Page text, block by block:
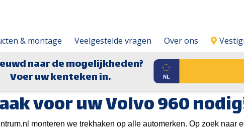
& montage Veelgestelde vragen Over ons
naar de mogelijkheden?
Voer uw kenteken in.
voor uw Volvo 960
monteren we trekhaken op alle automerken. Op zoek naar